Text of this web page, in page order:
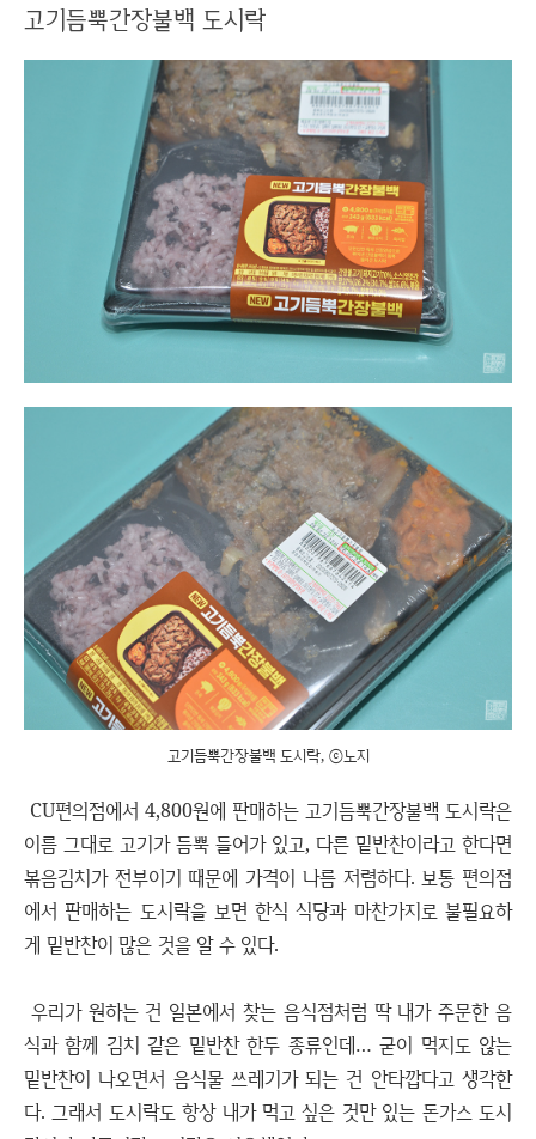
고기듬뿍간장불백 도시락
고기듬뿍간장불백 도시락, ⓒ노지
CU편의점에서 4,800원에 판매하는 고기듬뿍간장불백 도시락은
이름 그대로 고기가 듬뿍 들어가 있고, 다른 밑반찬이라고 한다면
볶음김치가 전부이기 때문에 가격이 나름 저렴하다. 보통 편의점
에서 판매하는 도시락을 보면 한식 식당과 마찬가지로 불필요하
게 밑반찬이 많은 것을 알 수 있다.
우리가 원하는 건 일본에서 찾는 음식점처럼 딱 내가 주문한 음
식과 함께 김치 같은 밑반찬 한두 종류인데… 굳이 먹지도 않는
밑반찬이 나오면서 음식물 쓰레기가 되는 건 안타깝다고 생각한
다. 그래서 도시락도 항상 내가 먹고 싶은 것만 있는 돈가스 도시